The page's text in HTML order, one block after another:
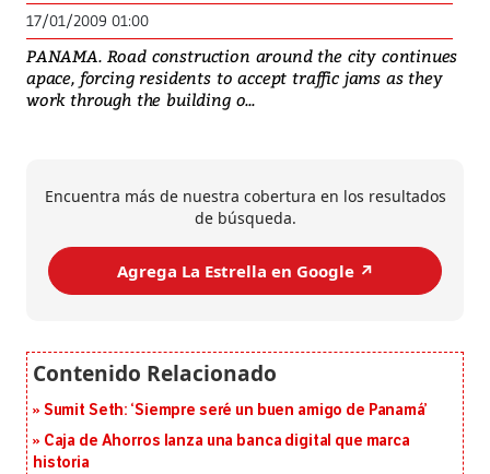
17/01/2009 01:00
PANAMA. Road construction around the city continues
apace, forcing residents to accept traffic jams as they
work through the building o...
Encuentra más de nuestra cobertura en los resultados
de búsqueda.
Agrega La Estrella en Google ↗️
Sumit Seth: ‘Siempre seré un buen amigo de Panamá’
Caja de Ahorros lanza una banca digital que marca
historia